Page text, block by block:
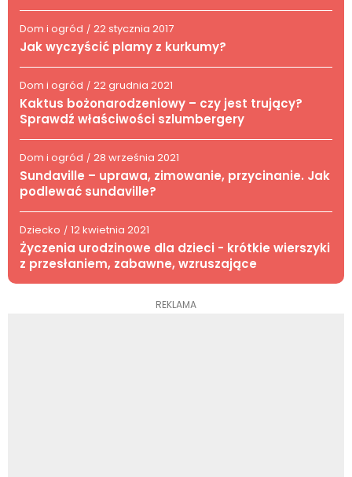
Dom i ogród / 22 stycznia 2017
Jak wyczyścić plamy z kurkumy?
Dom i ogród / 22 grudnia 2021
Kaktus bożonarodzeniowy – czy jest trujący?
Sprawdź właściwości szlumbergery
Dom i ogród / 28 września 2021
Sundaville – uprawa, zimowanie, przycinanie. Jak
podlewać sundaville?
Dziecko / 12 kwietnia 2021
Życzenia urodzinowe dla dzieci - krótkie wierszyki
z przesłaniem, zabawne, wzruszające
REKLAMA